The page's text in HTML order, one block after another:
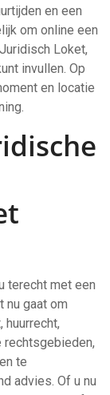
en een
om online een
Loket,
invullen. Op
en locatie
terecht met een
nu gaat om
rechtsgebieden,
te
advies. Of u nu